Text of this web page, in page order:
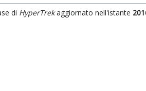
di HyperTrekaggiornato nell'istante